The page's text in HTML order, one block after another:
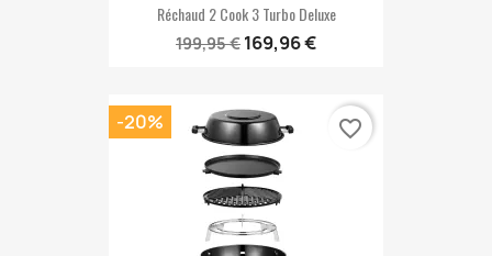
Réchaud 2 Cook 3 Turbo Deluxe
199,95 € 169,96 €
-20% favorite_border